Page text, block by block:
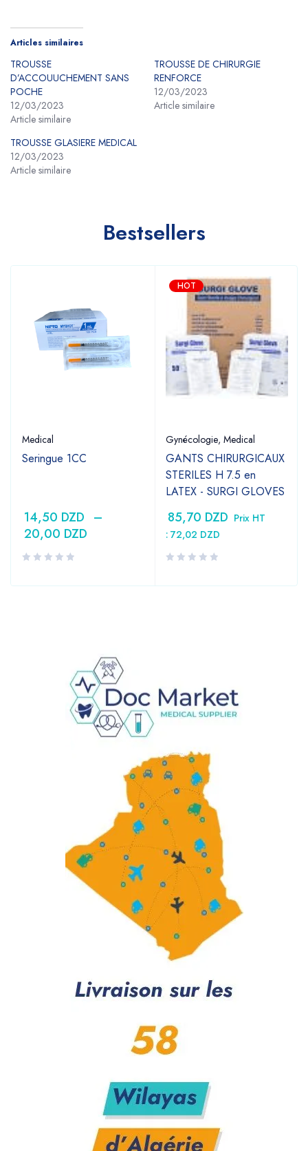
Articles similaires
TROUSSE
D’ACCOUUCHEMENT SANS
POCHE
12/03/2023
Article similaire
TROUSSE DE CHIRURGIE
RENFORCE
12/03/2023
Article similaire
TROUSSE GLASIERE MEDICAL
12/03/2023
Article similaire
Bestsellers
Medical
Seringue 1CC
14,50 DZD –
20,00 DZD
HOT
Gynécologie, Medical
GANTS CHIRURGICAUX
STERILES H 7.5 en
LATEX - SURGI GLOVES
85,70 DZD Prix HT
: 72,02 DZD